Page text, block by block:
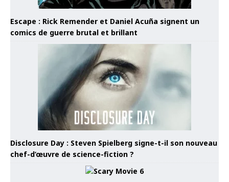
Escape : Rick Remender et Daniel Acuña signent un
comics de guerre brutal et brillant
Disclosure Day : Steven Spielberg signe-t-il son nouveau
chef-d’œuvre de science-fiction ?